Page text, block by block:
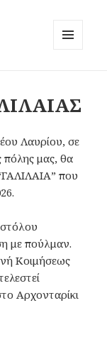
Λαυρίου, σε
πόλης μας, θα
που
με πούλμαν.
Κοιμήσεως
Αρχονταρίκι